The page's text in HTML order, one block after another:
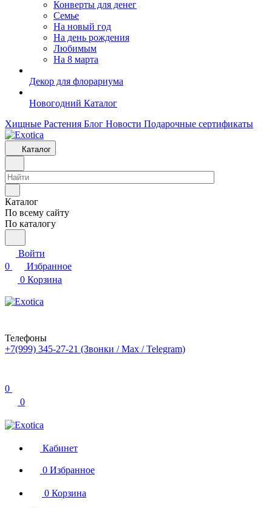
Конверты для денег
Семье
На новый год
На день рождения
Любимым
На 8 марта
Декор для флорариума
Новогодний Каталог
Хищные Растения Блог Новости Подарочные сертификаты
Каталог
Каталог
По всему сайту
По каталогу
Войти
0
Избранное
0 Корзина
Телефоны
+7(999) 345-27-21 (Звонки / Max / Telegram)
0
0
Кабинет
0 Избранное
0 Корзина